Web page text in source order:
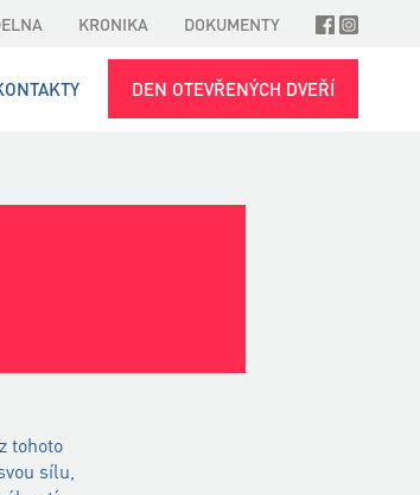
KRONIKA DOKUMENTY
DEN OTEVŘENÝCH DVEŘÍ
tohoto
sílu,